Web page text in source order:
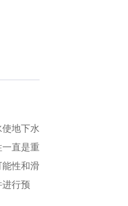
地下水
直是重
性和滑
行预